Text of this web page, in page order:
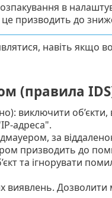
в
призводить до
навіть якщо
(правила
виключити
адреса".
за
призводить до
та ігнорувати
Дозволити